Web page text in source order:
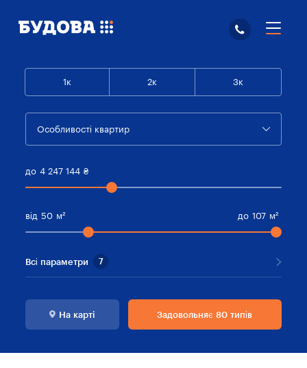
1к 2к 3к
Особливості квартир
до 4 247 144 ₴
від 50 м² до 107 м²
Всі параметри 7
На картi Задовольняє 80 типів